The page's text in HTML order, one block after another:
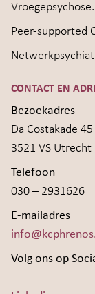
Peer-supported
CONTACT EN
Bezoekadres
Da Costakade 45
3521 VS Utrecht
Telefoon
030 – 2931626
E-mailadres
Volg ons op